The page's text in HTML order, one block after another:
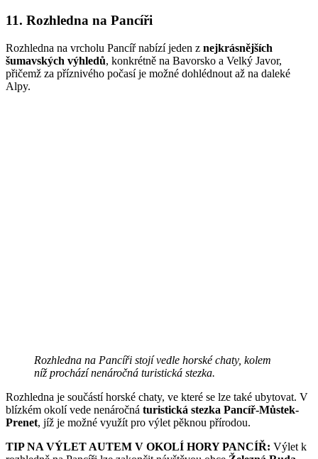
11. Rozhledna na Pancíři
Rozhledna na vrcholu Pancíř nabízí jeden z nejkrásnějších
šumavských výhledů, konkrétně na Bavorsko a Velký Javor,
přičemž za příznivého počasí je možné dohlédnout až na daleké
Alpy.
Rozhledna na Pancíři stojí vedle horské chaty, kolem
níž prochází nenáročná turistická stezka.
Rozhledna je součástí horské chaty, ve které se lze také ubytovat. V
blízkém okolí vede nenáročná turistická stezka Pancíř-Můstek-
Prenet, jíž je možné využít pro výlet pěknou přírodou.
TIP NA VÝLET AUTEM V OKOLÍ HORY PANCÍŘ: Výlet k